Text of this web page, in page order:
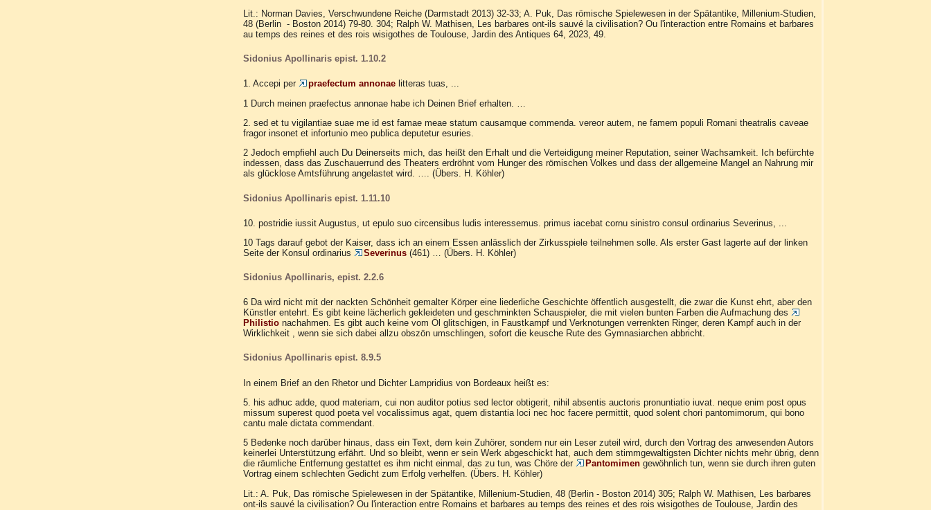
Lit.: Norman Davies, Verschwundene Reiche (Darmstadt 2013) 32-33; A. Puk, Das römische Spielewesen in der Spätantike, Millenium-Studien,
48 (Berlin - Boston 2014) 79-80. 304; Ralph W. Mathisen, Les barbares ont-ils sauvé la civilisation? Ou l'interaction entre Romains et barbares
au temps des reines et des rois wisigothes de Toulouse, Jardin des Antiques 64, 2023, 49.
Sidonius Apollinaris epist. 1.10.2
1. Accepi per praefectum annonaelitteras tuas, ...
1 Durch meinen praefectus annonae habe ich Deinen Brief erhalten. …
2. sed et tu vigilantiae suae me id est famae meae statum causamque commenda. vereor autem, ne famem populi Romani theatralis caveae
fragor insonet et infortunio meo publica deputetur esuries.
2 Jedoch empfiehl auch Du Deinerseits mich, das heißt den Erhalt und die Verteidigung meiner Reputation, seiner Wachsamkeit. Ich befürchte
indessen, dass das Zuschauerrund des Theaters erdröhnt vom Hunger des römischen Volkes und dass der allgemeine Mangel an Nahrung mir
als glücklose Amtsführung angelastet wird. …. (Übers. H. Köhler)
Sidonius Apollinaris epist. 1.11.10
10. postridie iussit Augustus, ut epulo suo circensibus ludis interessemus. primus iacebat cornu sinistro consul ordinarius Severinus, ...
10 Tags darauf gebot der Kaiser, dass ich an einem Essen anlässlich der Zirkusspiele teilnehmen solle. Als erster Gast lagerte auf der linken
Seite der Konsul ordinarius
Severinus(461) … (Übers. H. Köhler)
Sidonius Apollinaris, epist. 2.2.6
6 Da wird nicht mit der nackten Schönheit gemalter Körper eine liederliche Geschichte öffentlich ausgestellt, die zwar die Kunst ehrt, aber den
Künstler entehrt. Es gibt keine lächerlich gekleideten und geschminkten Schauspieler, die mit vielen bunten Farben die Aufmachung des
Philistionachahmen. Es gibt auch keine vom Öl glitschigen, in Faustkampf und Verknotungen verrenkten Ringer, deren Kampf auch in der
Wirklichkeit , wenn sie sich dabei allzu obszön umschlingen, sofort die keusche Rute des Gymnasiarchen abbricht.
Sidonius Apollinaris epist. 8.9.5
In einem Brief an den Rhetor und Dichter Lampridius von Bordeaux heißt es:
5. his adhuc adde, quod materiam, cui non auditor potius sed lector obtigerit, nihil absentis auctoris pronuntiatio iuvat. neque enim post opus
missum superest quod poeta vel vocalissimus agat, quem distantia loci nec hoc facere permittit, quod solent chori pantomimorum, qui bono
cantu male dictata commendant.
5 Bedenke noch darüber hinaus, dass ein Text, dem kein Zuhörer, sondern nur ein Leser zuteil wird, durch den Vortrag des anwesenden Autors
keinerlei Unterstützung erfährt. Und so bleibt, wenn er sein Werk abgeschickt hat, auch dem stimmgewaltigsten Dichter nichts mehr übrig, denn
die räumliche Entfernung gestattet es ihm nicht einmal, das zu tun, was Chöre der
Pantomimengewöhnlich tun, wenn sie durch ihren guten
Vortrag einem schlechten Gedicht zum Erfolg verhelfen. (Übers. H. Köhler)
Lit.: A. Puk, Das römische Spielewesen in der Spätantike, Millenium-Studien, 48 (Berlin - Boston 2014) 305; Ralph W. Mathisen, Les barbares
ont-ils sauvé la civilisation? Ou l'interaction entre Romains et barbares au temps des reines et des rois wisigothes de Toulouse, Jardin des